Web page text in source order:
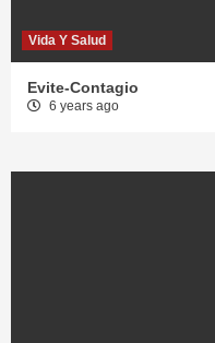
Vida Y Salud
Evite-Contagio
6 years ago